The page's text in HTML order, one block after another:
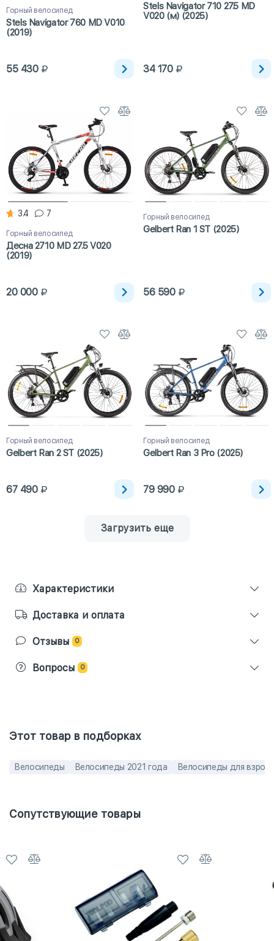
Горный велосипед
Stels Navigator 760 MD V010
(2019)
55 430
Stels Navigator 710 27.5 MD
V020 (м) (2025)
34 170
3.4 7
Горный велосипед
Десна 2710 MD 27.5 V020
(2019)
20 000
Горный велосипед
Gelbert Ran 1 ST (2025)
56 590
Горный велосипед
Gelbert Ran 2 ST (2025)
67 490
Горный велосипед
Gelbert Ran 3 Pro (2025)
79 990
Загрузить еще
Характеристики
Доставка и оплата
Отзывы 0
Вопросы 0
Этот товар в подборках
Велосипеды Велосипеды 2021 года Велосипеды для
Сопутствующие товары